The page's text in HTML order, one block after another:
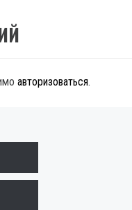
авторизоваться.